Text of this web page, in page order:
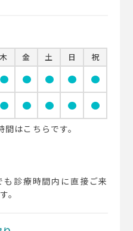
木 金 土 日
祝
circle circle circle circle circle
circle circle circle circle circle
はこちらです。
診療時間内に直接ご来
。